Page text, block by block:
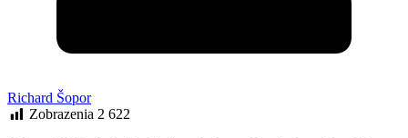
Richard Šopor
Zobrazenia 2 622